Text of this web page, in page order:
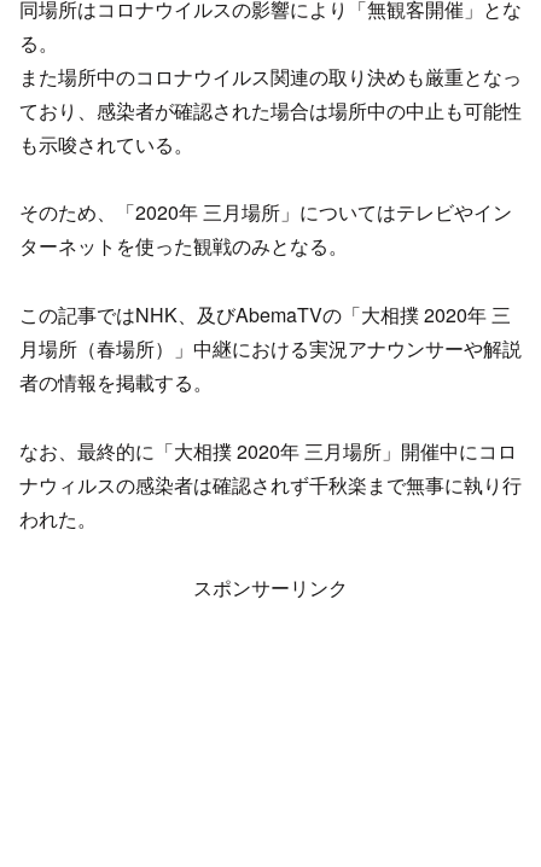
同場所はコロナウイルスの影響により「無観客開催」とな
る。
また場所中のコロナウイルス関連の取り決めも厳重となっ
ており、感染者が確認された場合は場所中の中止も可能性
も示唆されている。
そのため、「2020年 三月場所」についてはテレビやイン
ターネットを使った観戦のみとなる。
この記事ではNHK、及びAbemaTVの「大相撲 2020年 三
月場所（春場所）」中継における実況アナウンサーや解説
者の情報を掲載する。
なお、最終的に「大相撲 2020年 三月場所」開催中にコロ
ナウィルスの感染者は確認されず千秋楽まで無事に執り行
われた。
スポンサーリンク